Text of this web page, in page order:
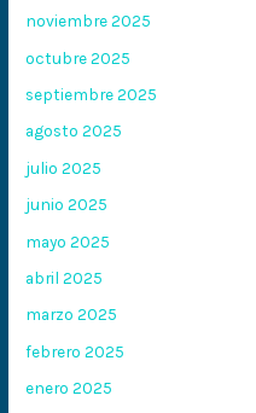
noviembre 2025
octubre 2025
septiembre 2025
agosto 2025
julio 2025
junio 2025
mayo 2025
abril 2025
marzo 2025
febrero 2025
enero 2025